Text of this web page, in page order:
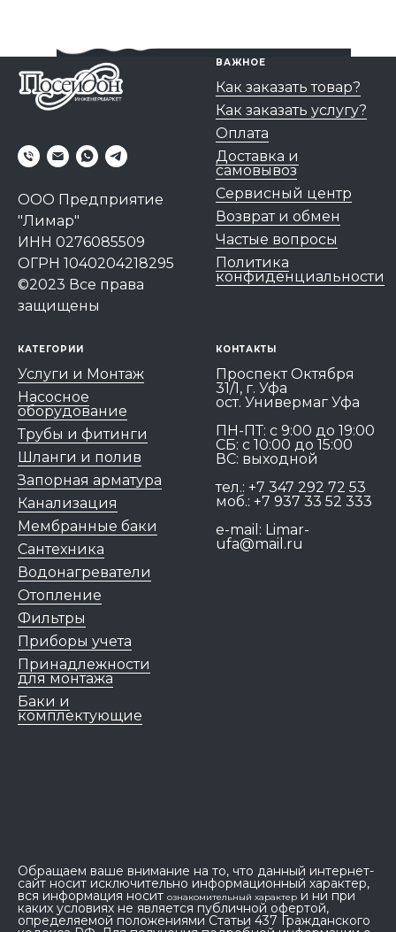
ООО Предприятие
"Лимар"
ИНН 0276085509
ОГРН 1040204218295
©2023 Все права
защищены
ВАЖНОЕ
Как заказать товар?
Как заказать услугу?
Оплата
Доставка и
самовывоз
Сервисный центр
Возврат и обмен
Частые вопросы
Политика
конфиденциальности
КАТЕГОРИИ
Услуги и Монтаж
Насосное
оборудование
Трубы и фитинги
Шланги и полив
Запорная арматура
Канализация
Мембранные баки
Сантехника
Водонагреватели
Отопление
Фильтры
Приборы учета
Принадлежности
для монтажа
Баки и
комплектующие
КОНТАКТЫ
Проспект Октября
31/1, г. Уфа
ост. Универмаг Уфа
ПН-ПТ: c 9:00 до 19:00
СБ: с 10:00 до 15:00
ВС: выходной
тел.: +7 347 292 72 53
моб.: +7 937 33 52 333
e-mail: Limar-
ufa@mail.ru
Обращаем ваше внимание на то, что данный интернет-
сайт носит исключительно информационный характер,
вся информация носит ознакомительный характер и ни при
каких условиях не является публичной офертой,
определяемой положениями Статьи 437 Гражданского